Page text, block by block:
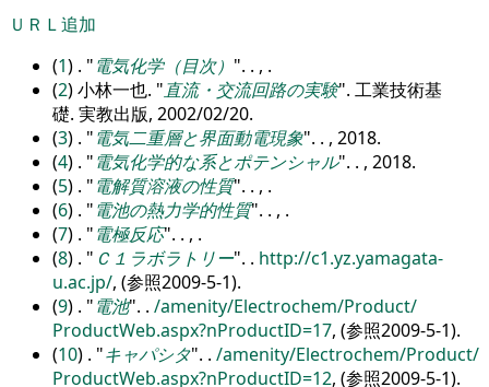
ＵＲＬ追加
(1) . 電気化学（目次）
. . , .
(2) 小林一也. 直流・交流回路の実験 . 工業技術基
礎. 実教出版, 2002/02/20.
(3) . 電気二重層と界面動電現象 . . , 2018.
(4) . 電気化学的な系とポテンシャル . . , 2018.
(5) . 電解質溶液の性質 . . , .
(6) . 電池の熱力学的性質 . . , .
(7) . 電極反応 . . , .
(8) . Ｃ１ラボラトリー . . http://c1.yz.yamagata-
u.ac.jp/, (参照2009-5-1).
(9) . 電池 . . /amenity/Electrochem/Product/
ProductWeb.aspx?nProductID=17, (参照2009-5-1).
(10) . キャパシタ . . /amenity/Electrochem/Product/
ProductWeb.aspx?nProductID=12, (参照2009-5-1).